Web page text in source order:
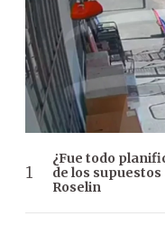
¿Fue todo
de los
Roselin